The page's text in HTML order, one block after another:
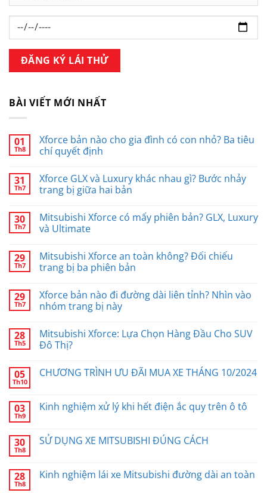
BÀI VIẾT MỚI NHẤT
01
Th8
Xforce bản nào cho gia đình có con nhỏ? Ba tiêu
chí quyết định
31
Th7
Xforce GLX và Luxury khác nhau gì? Bước nhảy
trang bị giữa hai bản
30
Th7
Mitsubishi Xforce có mấy phiên bản? GLX, Luxury
và Ultimate
29
Th7
Mitsubishi Xforce an toàn không? Đối chiếu
trang bị ba phiên bản
29
Th7
Xforce bản nào đi đường dài liên tỉnh? Nhìn vào
nhóm trang bị này
28
Th5
Mitsubishi Xforce: Lựa Chọn Hàng Đầu Cho SUV
Đô Thị?
05
Th10
CHƯƠNG TRÌNH ƯU ĐÃI MUA XE THÁNG 10/2024
03
Th9
Kinh nghiệm xử lý khi hết điện ắc quy trên ô tô
30
Th8
SỬ DỤNG XE MITSUBISHI ĐÚNG CÁCH
28
Th8
Kinh nghiệm lái xe Mitsubishi đường dài an toàn